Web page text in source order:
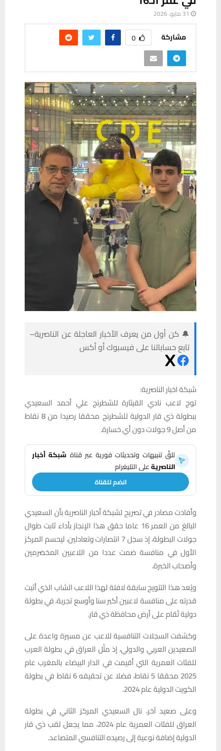
31 مايو، 2026
مشاركة 0
🔔 كن أول من يعرف الأخبار العاجلة عن الناصرية–
تابع حساباتنا على فيسبوك أو أكس
شبكة اخبار الناصرية:
توج لاعب نادي القيثارة للشطرنج علي أحمد السعيدي
ببطولة ذي قار الدولية للشطرنج محققا رصيدا من 8 نقاط
من أصل 9 جولات دون أي خسارة.
تلقَّ تنبيهات وتحديثات فورية عبر قناة شبكة أخبار
الناصريةعلى التليغرام
انضم للقناة
وأفادت مصادر في تصريح لشبكة أخبار الناصرية بأن السعيدي
البالغ من العمر 16 عاما حقق هذا الإنجاز بأداء ثابت طوال
جولات البطولة، إذ سجل 7 انتصارات وتعادلين، ليحسم المركز
الأول في منافسة ضمت عددا من اللاعبين المخضرمين
وأصحاب الخبرة.
ويُعد هذا التتويج سابقة لافتة لهذا اللاعب الشاب الذي أثبت
قدرته على منافسة لاعبين أكبر سنا وأوسع تجربة، في بطولة
دولية تُقام على أرض محافظة ذي قار.
وكشفت السجلات التنافسية للاعب عن مسيرة واعدة على
الصعيدين العربي والدولي، إذ مثّل العراق في بطولة العرب
للفئات العمرية التي أقيمت في الدار البيضاء بالمغرب عام
2025 محققا 5 نقاط، فضلا عن تحقيقه 6 نقاط في بطولة
الكويت الدولية عام 2024.
وعلى صعيد آخر، نال السعيدي المركز الثاني في بطولة
العراق للفئات العمرية عام 2024، مما يجعل لقب ذي قار
الدولية إضافة نوعية إلى رصيده التنافسي المتصاعد.